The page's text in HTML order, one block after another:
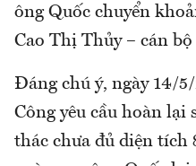
ông Quốc chuyển
Cao Thị Thủy – cán
Đáng chú ý, ngày 14/
Công yêu cầu hoàn
thác chưa đủ diện